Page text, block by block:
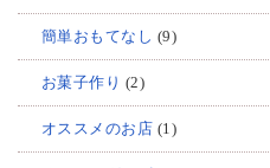
簡単おもてなし (9)
お菓子作り (2)
オススメのお店 (1)